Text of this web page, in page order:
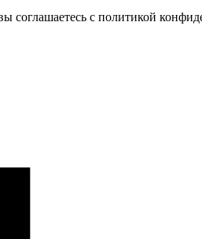
соглашаетесь с политикой